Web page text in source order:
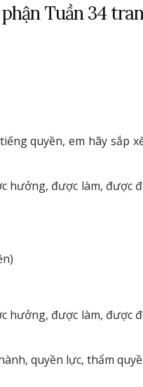
Tuần 34
quyền, em hãy sắp
hưởng, được làm, được
hưởng, được làm, được
quyền lực, thẩm